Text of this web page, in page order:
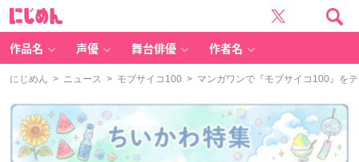
作品名 声優 舞台俳優 作者名
にじめん > ニュース > モブサイコ100 > マンガワンで『モブサイコ100』を